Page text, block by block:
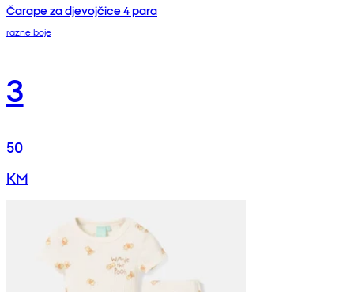
Čarape za djevojčice 4 para
razne boje
3
50
KM